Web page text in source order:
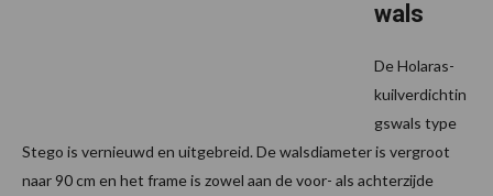
wals
De Holaras-
kuilverdichtin
gswals type
Stego is vernieuwd en uitgebreid. De walsdiameter is vergroot
naar 90 cm en het frame is zowel aan de voor- als achterzijde